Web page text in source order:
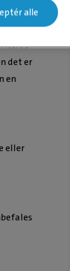
et
til at
det er
en
eller
alle